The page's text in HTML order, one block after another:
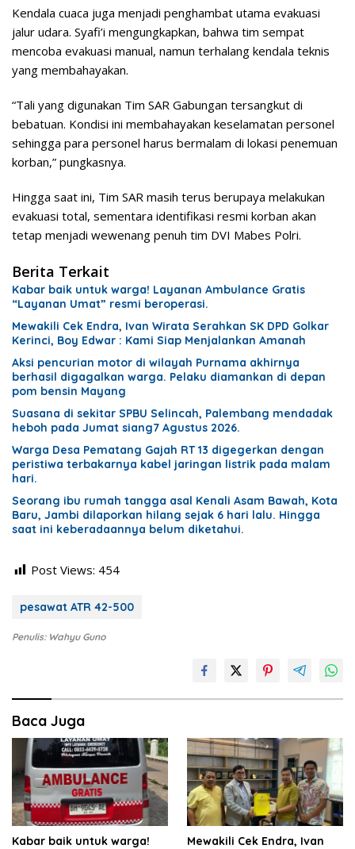
​Kendala cuaca juga menjadi penghambat utama evakuasi
jalur udara. Syafi’i mengungkapkan, bahwa tim sempat
mencoba evakuasi manual, namun terhalang kendala teknis
yang membahayakan.
“Tali yang digunakan Tim SAR Gabungan tersangkut di
bebatuan. Kondisi ini membahayakan keselamatan personel
sehingga para personel harus bermalam di lokasi penemuan
korban,” pungkasnya.
​Hingga saat ini, Tim SAR masih terus berupaya melakukan
evakuasi total, sementara identifikasi resmi korban akan
tetap menjadi wewenang penuh tim DVI Mabes Polri.
Berita Terkait
Kabar baik untuk warga! Layanan Ambulance Gratis
“Layanan Umat” resmi beroperasi.
Mewakili Cek Endra, Ivan Wirata Serahkan SK DPD Golkar
Kerinci, Boy Edwar : Kami Siap Menjalankan Amanah
Aksi pencurian motor di wilayah Purnama akhirnya
berhasil digagalkan warga. Pelaku diamankan di depan
pom bensin Mayang
Suasana di sekitar SPBU Selincah, Palembang mendadak
heboh pada Jumat siang7 Agustus 2026.
Warga Desa Pematang Gajah RT 13 digegerkan dengan
peristiwa terbakarnya kabel jaringan listrik pada malam
hari.
Seorang ibu rumah tangga asal Kenali Asam Bawah, Kota
Baru, Jambi dilaporkan hilang sejak 6 hari lalu. Hingga
saat ini keberadaannya belum diketahui.
Post Views: 454
pesawat ATR 42-500
Penulis: Wahyu Guno
Baca Juga
Kabar baik untuk warga!
Mewakili Cek Endra, Ivan